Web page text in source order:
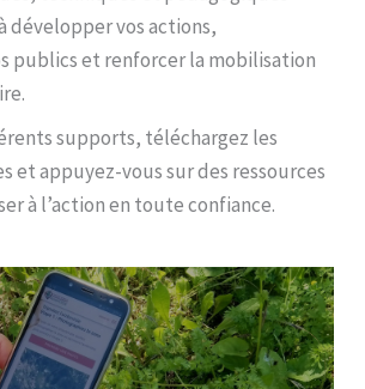
développer vos actions,
publics et renforcer la mobilisation
supports, téléchargez les
et appuyez-vous sur des ressources
à l’action en toute confiance.